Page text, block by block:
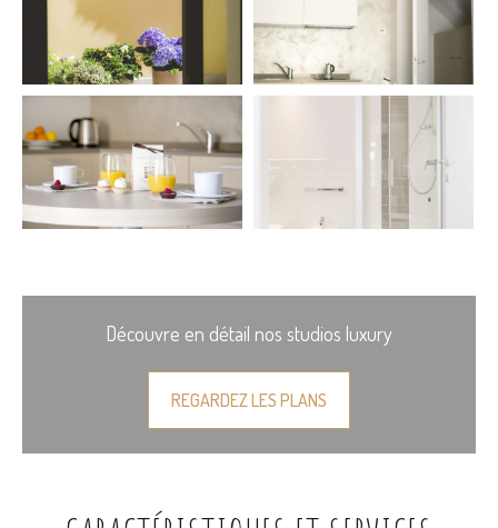
Découvre en détail nos studios luxury
REGARDEZ LES PLANS